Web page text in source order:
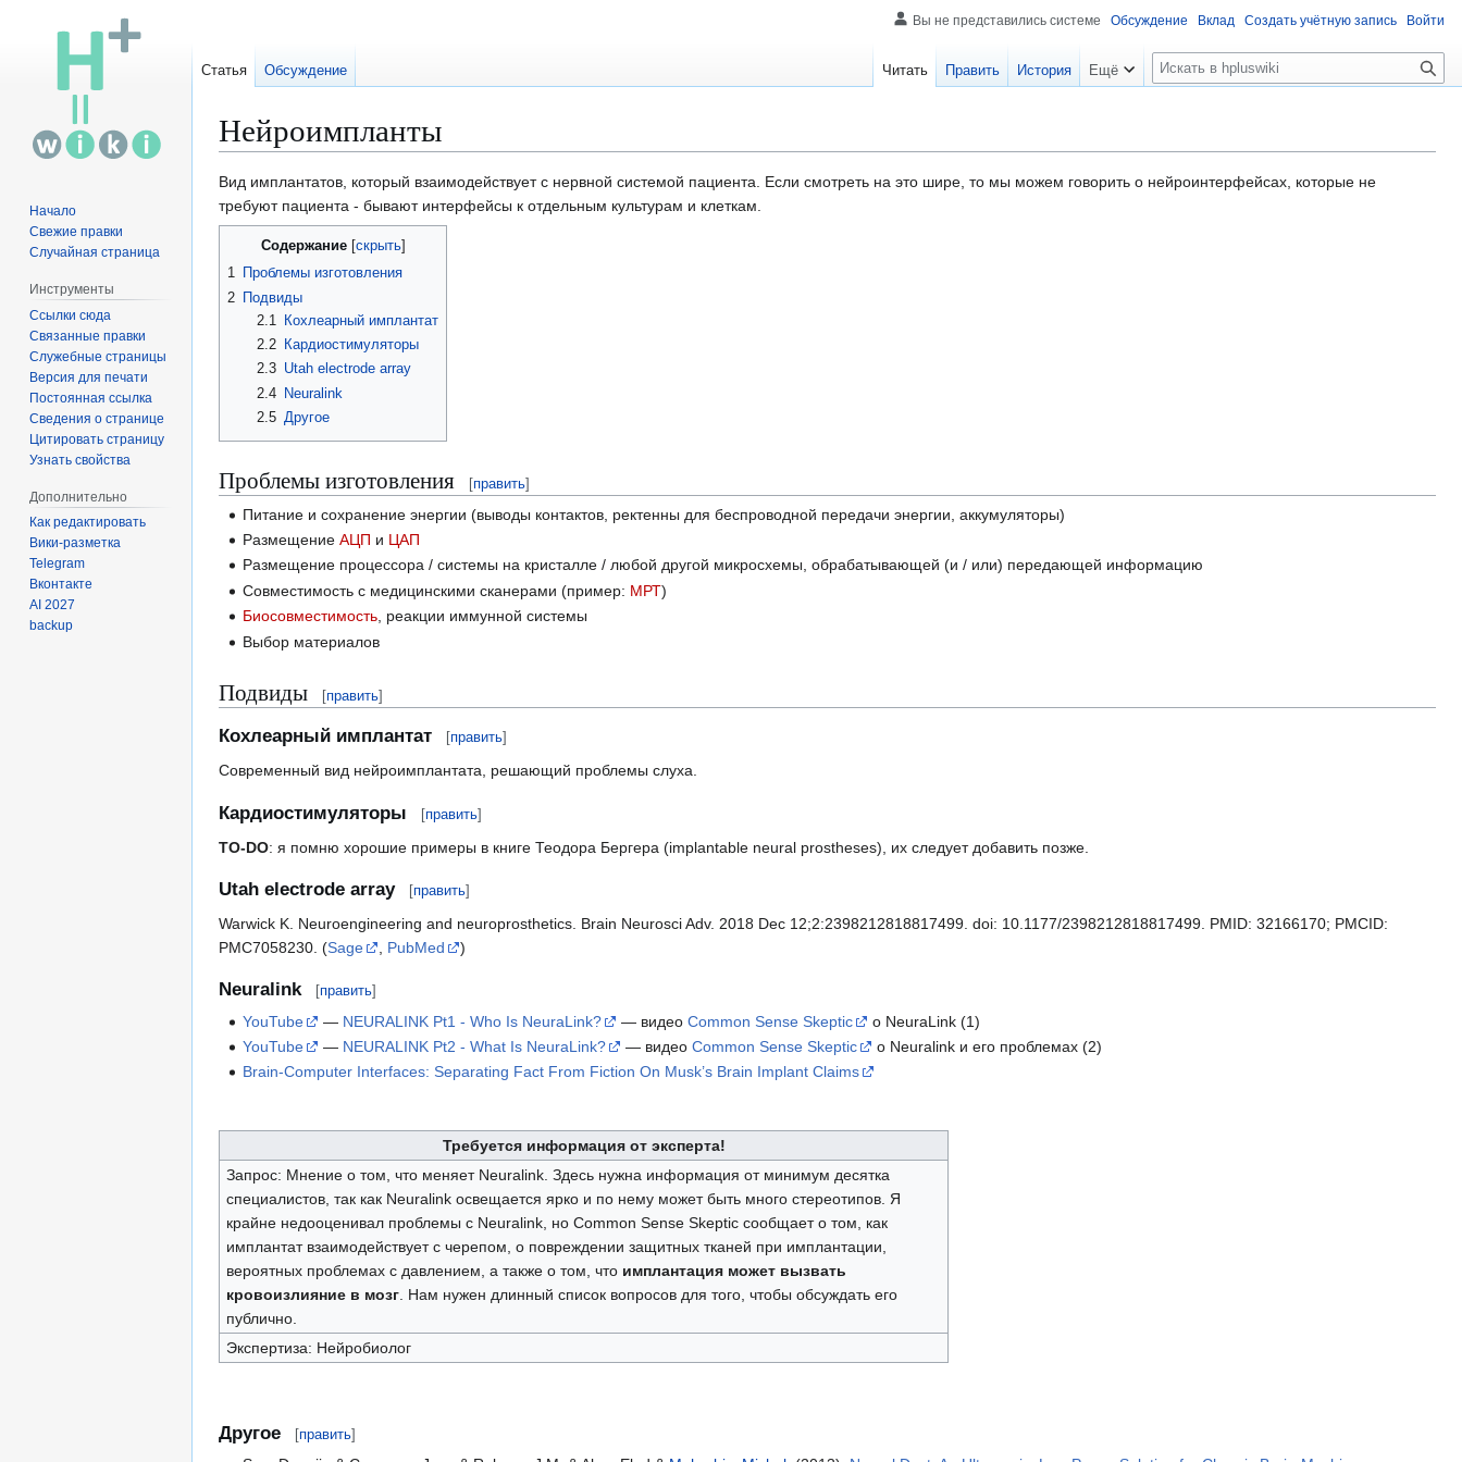
Нейроимпланты
Перейти
к
навигации
Перейти
к
поиску
Вид имплантатов, который взаимодействует с нервной системой пациента. Если смотреть на это шире, то мы можем говорить о нейроинтерфейсах, которые не
требуют пациента - бывают интерфейсы к отдельным культурам и клеткам.
Содержание
1 Проблемы изготовления
2 Подвиды
2.1
Кохлеарный имплантат
2.2
Кардиостимуляторы
2.3 Utah electrode array
2.4
Neuralink
2.5 Другое
Проблемы изготовления [править]
Питание и сохранение энергии (выводы контактов, ректенны для беспроводной передачи энергии, аккумуляторы)
РазмещениеАЦП и ЦАП
Размещение процессора / системы на кристалле / любой другой микросхемы, обрабатывающей (и / или) передающей информацию
Совместимость с медицинскими сканерами (пример: МРТ)
Биосовместимость, реакции иммунной системы
Выбор материалов
Подвиды [править]
Кохлеарный имплантат [править]
Современный вид нейроимплантата, решающий проблемы слуха.
Кардиостимуляторы [править]
TO-DO: я помню хорошие примеры в книге Теодора Бергера (implantable neural prostheses), их следует добавить позже.
Utah electrode array [править]
Warwick K. Neuroengineering and neuroprosthetics. Brain Neurosci Adv. 2018 Dec 12;2:2398212818817499. doi: 10.1177/2398212818817499. PMID: 32166170; PMCID:
PMC7058230. (Sage PubMed )
Neuralink [править]
YouTube — NEURALINK Pt1 - Who Is NeuraLink? — видеоCommon Sense Skeptic
о NeuraLink (1)
YouTube
— NEURALINK Pt2 - What Is NeuraLink? — видеоCommon Sense Skeptic
о Neuralink и его проблемах (2)
Brain-Computer Interfaces: Separating Fact From Fiction On Musk’s Brain Implant Claims
Требуется информация от эксперта!
Запрос: Мнение о том, что меняет Neuralink. Здесь нужна информация от минимум десятка
специалистов, так как Neuralink освещается ярко и по нему может быть много стереотипов. Я
крайне недооценивал проблемы с Neuralink, но Common Sense Skeptic сообщает о том, как
имплантат взаимодействует с черепом, о повреждении защитных тканей при имплантации,
вероятных проблемах с давлением, а также о том, что имплантация может вызвать
кровоизлияние в мозг. Нам нужен длинный список вопросов для того, чтобы обсуждать его
публично.
Экспертиза: Нейробиолог
Другое [править]
Вы не представились системе Обсуждение Вклад Создать учётную запись Войти
Статья Обсуждение Читать Править История Ещё
П
о
к
Начало
Свежие правки
Случайная страница
Инструменты
Ссылки сюда
Связанные правки
Служебные страницы
Версия для печати
Постоянная ссылка
Сведения о странице
Цитировать страницу
Узнать свойства
Дополнительно
Как редактировать
Вики-разметка
Telegram
Вконтакте
AI 2027
backup